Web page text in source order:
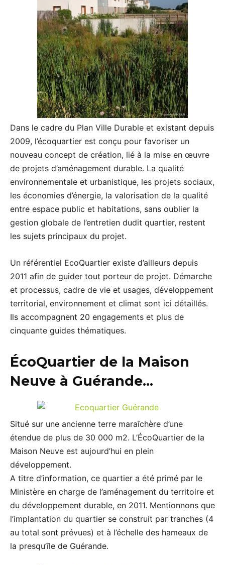
Dans le cadre du Plan Ville Durable et existant depuis
2009, l’écoquartier est conçu pour favoriser un
nouveau concept de création, lié à la mise en œuvre
de projets d’aménagement durable. La qualité
environnementale et urbanistique, les projets sociaux,
les économies d’énergie, la valorisation de la qualité
entre espace public et habitations, sans oublier la
gestion globale de l’entretien dudit quartier, restent
les sujets principaux du projet.
Un référentiel EcoQuartier existe d’ailleurs depuis
2011 afin de guider tout porteur de projet. Démarche
et processus, cadre de vie et usages, développement
territorial, environnement et climat sont ici détaillés.
Ils accompagnent 20 engagements et plus de
cinquante guides thématiques.
ÉcoQuartier de la Maison
Neuve à Guérande…
Situé sur une ancienne terre maraîchère d’une
étendue de plus de 30 000 m2. L’ÉcoQuartier de la
Maison Neuve est aujourd’hui en plein
développement.
A titre d’information, ce quartier a été primé par le
Ministère en charge de l’aménagement du territoire et
du développement durable, en 2011. Mentionnons que
l’implantation du quartier se construit par tranches (4
au total sont prévues) et à l’échelle des hameaux de
la presqu’île de Guérande.